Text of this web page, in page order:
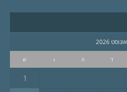
אוגוסט 2026
ד ה ו ש
1